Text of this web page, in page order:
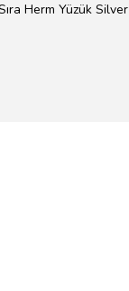
Herm Yüzük Silver